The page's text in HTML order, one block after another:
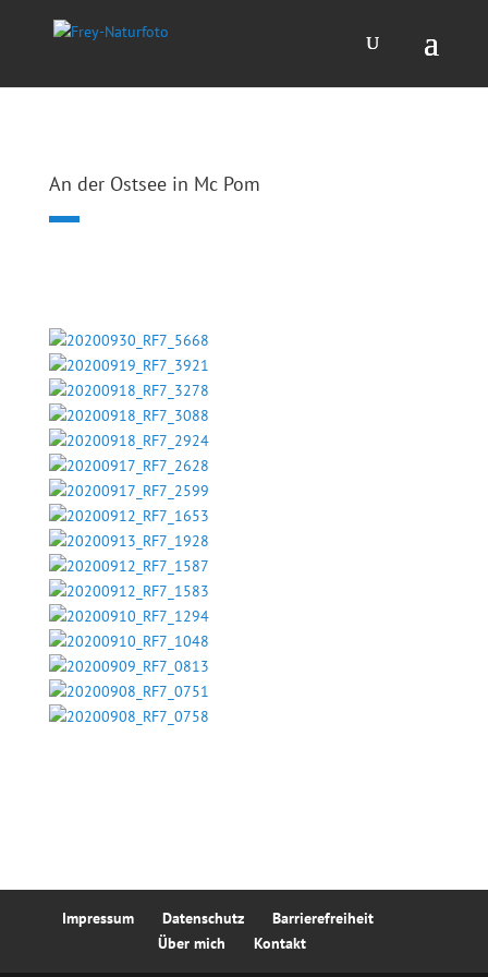
An der Ostsee in Mc Pom
Impressum Datenschutz
Barrierefreiheit
Über mich
Kontakt